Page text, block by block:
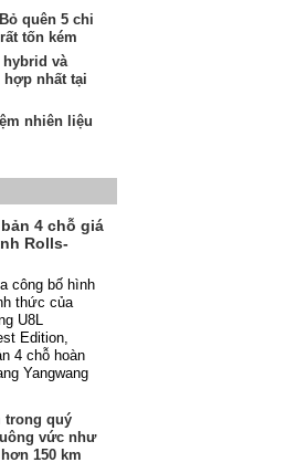
quên 5 chi
tốn kém
hybrid và
hợp nhất tại
nhiên liệu
4 chỗ giá
Rolls-
công bố hình
thức của
U8L
Edition,
4 chỗ hoàn
Yangwang
trong quý
vức như
150 km